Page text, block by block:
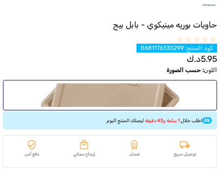
حاويات بوريه مينيكوي - بابل بيج
كود المنتج:
8681176335299
5.95د.ك
اللون: حسب الصورة
اطلب خلال1 ساعة و43 دقيقة ليصلك المنتج اليوم
توصيل سريع ضمان إرجاع مجاني دفع آمن